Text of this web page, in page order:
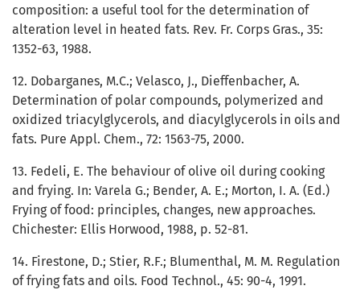
composition: a useful tool for the determination of
alteration level in heated fats. Rev. Fr. Corps Gras., 35:
1352-63, 1988.
12. Dobarganes, M.C.; Velasco, J., Dieffenbacher, A.
Determination of polar compounds, polymerized and
oxidized triacylglycerols, and diacylglycerols in oils and
fats. Pure Appl. Chem., 72: 1563-75, 2000.
13. Fedeli, E. The behaviour of olive oil during cooking
and frying. In: Varela G.; Bender, A. E.; Morton, I. A. (Ed.)
Frying of food: principles, changes, new approaches.
Chichester: Ellis Horwood, 1988, p. 52-81.
14. Firestone, D.; Stier, R.F.; Blumenthal, M. M. Regulation
of frying fats and oils. Food Technol., 45: 90-4, 1991.